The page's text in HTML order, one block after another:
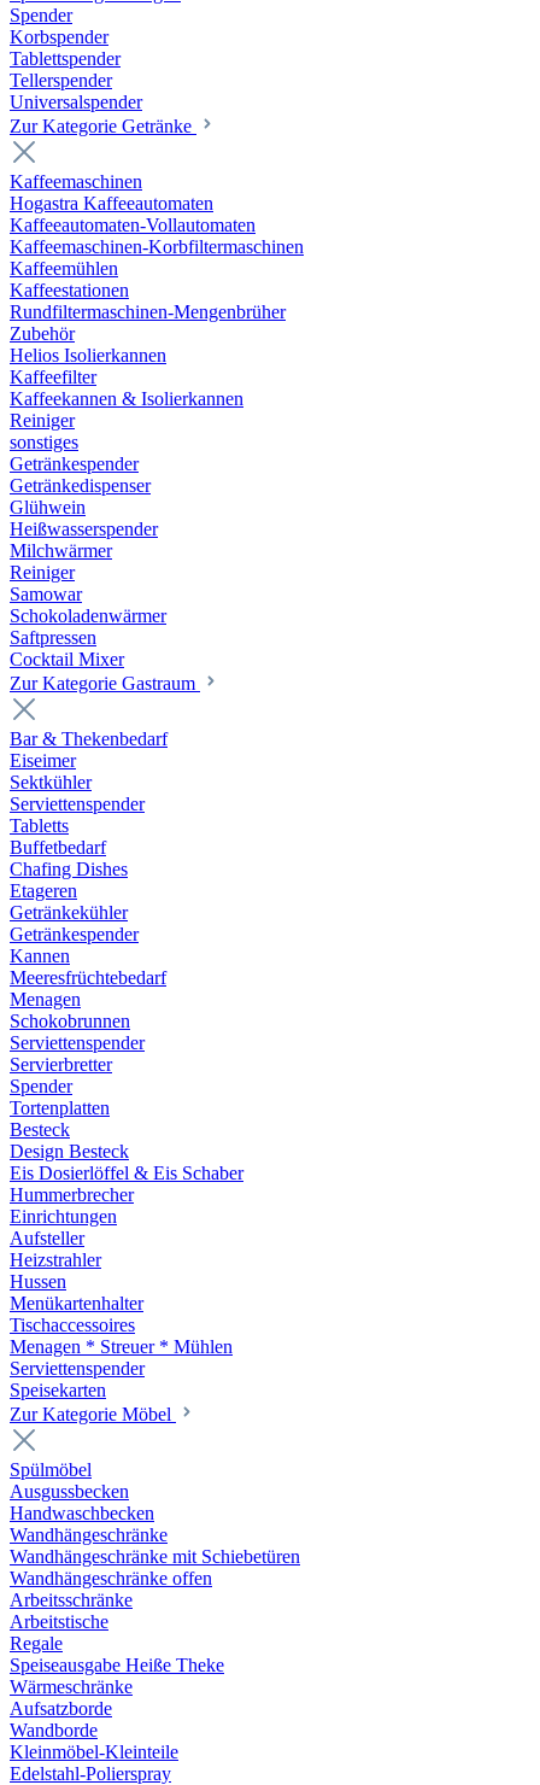
Spender
Korbspender
Tablettspender
Tellerspender
Universalspender
Zur Kategorie Getränke
Kaffeemaschinen
Hogastra Kaffeeautomaten
Kaffeeautomaten-Vollautomaten
Kaffeemaschinen-Korbfiltermaschinen
Kaffeemühlen
Kaffeestationen
Rundfiltermaschinen-Mengenbrüher
Zubehör
Helios Isolierkannen
Kaffeefilter
Kaffeekannen & Isolierkannen
Reiniger
sonstiges
Getränkespender
Getränkedispenser
Glühwein
Heißwasserspender
Milchwärmer
Reiniger
Samowar
Schokoladenwärmer
Saftpressen
Cocktail Mixer
Zur Kategorie Gastraum
Bar & Thekenbedarf
Eiseimer
Sektkühler
Serviettenspender
Tabletts
Buffetbedarf
Chafing Dishes
Etageren
Getränkekühler
Getränkespender
Kannen
Meeresfrüchtebedarf
Menagen
Schokobrunnen
Serviettenspender
Servierbretter
Spender
Tortenplatten
Besteck
Design Besteck
Eis Dosierlöffel & Eis Schaber
Hummerbrecher
Einrichtungen
Aufsteller
Heizstrahler
Hussen
Menükartenhalter
Tischaccessoires
Menagen * Streuer * Mühlen
Serviettenspender
Speisekarten
Zur Kategorie Möbel
Spülmöbel
Ausgussbecken
Handwaschbecken
Wandhängeschränke
Wandhängeschränke mit Schiebetüren
Wandhängeschränke offen
Arbeitsschränke
Arbeitstische
Regale
Speiseausgabe Heiße Theke
Wärmeschränke
Aufsatzborde
Wandborde
Kleinmöbel-Kleinteile
Edelstahl-Polierspray